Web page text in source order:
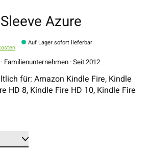
Azure
Auf Lager sofort lieferbar
Familienunternehmen · Seit 2012
für: Amazon Kindle Fire, Kindle
HD 8, Kindle Fire HD 10, Kindle Fire